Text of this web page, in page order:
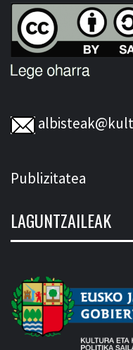
Publizitatea
LAGUNTZAILEAK